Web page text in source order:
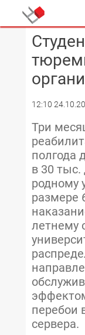
12:10
Три
полгода
в 30
родному
размере
летнему
перебои
сервера.